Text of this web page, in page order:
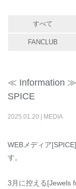
すべて
FANCLUB
≪ Information ≫
SPICE
2025.01.20 MEDIA
WEBメディア
す。
3月に控える[Jewels